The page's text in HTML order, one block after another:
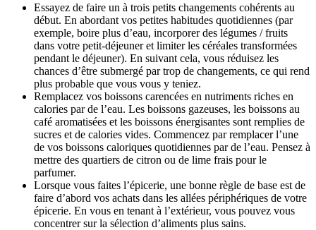
Essayez de faire un à trois petits changements cohérents au
début. En abordant vos petites habitudes quotidiennes (par
exemple, boire plus d’eau, incorporer des légumes / fruits
dans votre petit-déjeuner et limiter les céréales transformées
pendant le déjeuner). En suivant cela, vous réduisez les
chances d’être submergé par trop de changements, ce qui rend
plus probable que vous vous y teniez.
Remplacez vos boissons carencées en nutriments riches en
calories par de l’eau. Les boissons gazeuses, les boissons au
café aromatisées et les boissons énergisantes sont remplies de
sucres et de calories vides. Commencez par remplacer l’une
de vos boissons caloriques quotidiennes par de l’eau. Pensez à
mettre des quartiers de citron ou de lime frais pour le
parfumer.
Lorsque vous faites l’épicerie, une bonne règle de base est de
faire d’abord vos achats dans les allées périphériques de votre
épicerie. En vous en tenant à l’extérieur, vous pouvez vous
concentrer sur la sélection d’aliments plus sains.